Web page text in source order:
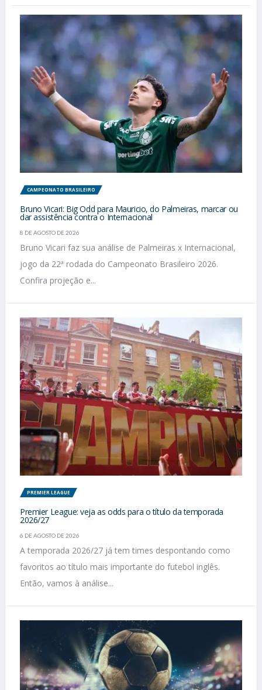
CAMPEONATO BRASILEIRO
Bruno Vicari: Big Odd para Mauricio, do Palmeiras, marcar ou
dar assistência contra o Internacional
8 DE AGOSTO DE 2026
Bruno Vicari faz sua análise de Palmeiras x Internacional,
jogo da 22ª rodada do Campeonato Brasileiro 2026.
Confira projeção e...
PREMIER LEAGUE
Premier League: veja as odds para o título da temporada
2026/27
6 DE AGOSTO DE 2026
A temporada 2026/27 já tem times despontando como
favoritos ao título mais importante do futebol inglês.
Então, vamos à análise...